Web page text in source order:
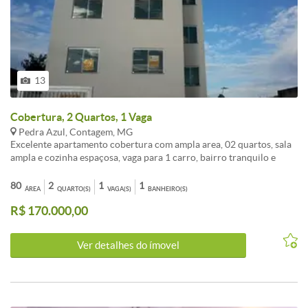
13
Cobertura, 2 Quartos, 1 Vaga
Pedra Azul, Contagem, MG
Excelente apartamento cobertura com ampla area, 02 quartos, sala
ampla e cozinha espaçosa, vaga para 1 carro, bairro tranquilo e
ÁREA
80 QUARTO(S)
2 VAGA(S)
1 BANHEIRO(S)
1
R$ 170.000,00
Ver detalhes do ímovel